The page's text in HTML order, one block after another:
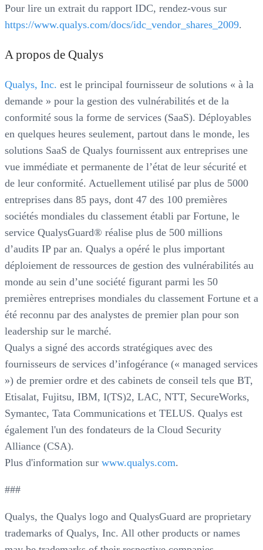
Pour lire un extrait du rapport IDC, rendez-vous sur
https://www.qualys.com/docs/idc_vendor_shares_2009.
A propos de Qualys
Qualys, Inc. est le principal fournisseur de solutions « à la
demande » pour la gestion des vulnérabilités et de la
conformité sous la forme de services (SaaS). Déployables
en quelques heures seulement, partout dans le monde, les
solutions SaaS de Qualys fournissent aux entreprises une
vue immédiate et permanente de l’état de leur sécurité et
de leur conformité. Actuellement utilisé par plus de 5000
entreprises dans 85 pays, dont 47 des 100 premières
sociétés mondiales du classement établi par Fortune, le
service QualysGuard® réalise plus de 500 millions
d’audits IP par an. Qualys a opéré le plus important
déploiement de ressources de gestion des vulnérabilités au
monde au sein d’une société figurant parmi les 50
premières entreprises mondiales du classement Fortune et a
été reconnu par des analystes de premier plan pour son
leadership sur le marché.
Qualys a signé des accords stratégiques avec des
fournisseurs de services d’infogérance (« managed services
») de premier ordre et des cabinets de conseil tels que BT,
Etisalat, Fujitsu, IBM, I(TS)2, LAC, NTT, SecureWorks,
Symantec, Tata Communications et TELUS. Qualys est
également l'un des fondateurs de la Cloud Security
Alliance (CSA).
Plus d'information sur www.qualys.com.
###
Qualys, the Qualys logo and QualysGuard are proprietary
trademarks of Qualys, Inc. All other products or names